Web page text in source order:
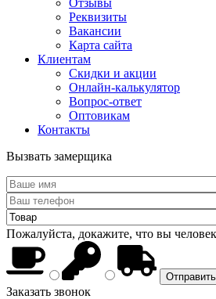
Отзывы
Реквизиты
Вакансии
Карта сайта
Клиентам
Скидки и акции
Онлайн-калькулятор
Вопрос-ответ
Оптовикам
Контакты
Вызвать замерщика
Пожалуйста, докажите, что вы
Заказать звонок